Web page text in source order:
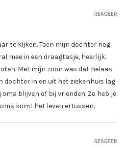
te kijken. Toen mijn dochter nog
mee in een draagtasje, heerlijk.
Met mijn zoon was dat helaas
dochter in en uit het ziekenhuis lag
blijven of bij vrienden. Zo heb je
komt het leven ertussen.
REAGEER
REAGEER